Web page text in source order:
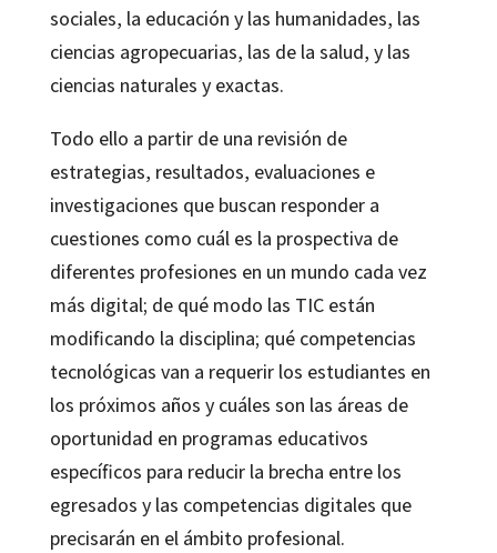
sociales, la educación y las humanidades, las
ciencias agropecuarias, las de la salud, y las
ciencias naturales y exactas.
Todo ello a partir de una revisión de
estrategias, resultados, evaluaciones e
investigaciones que buscan responder a
cuestiones como cuál es la prospectiva de
diferentes profesiones en un mundo cada vez
más digital; de qué modo las TIC están
modificando la disciplina; qué competencias
tecnológicas van a requerir los estudiantes en
los próximos años y cuáles son las áreas de
oportunidad en programas educativos
específicos para reducir la brecha entre los
egresados y las competencias digitales que
precisarán en el ámbito profesional.